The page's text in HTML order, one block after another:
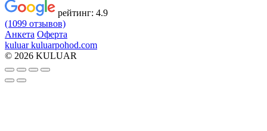
рейтинг: 4.9
(1099 отзывов)
Анкета Оферта
kuluar kuluarpohod.com
© 2026 KULUAR